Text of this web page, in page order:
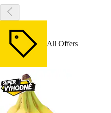
All Offers